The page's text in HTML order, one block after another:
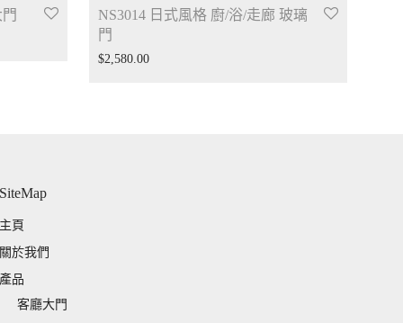
NS3014 日式風格 廚/浴/走廊 玻璃
門
$2,580.00
SiteMap
主頁
關於我們
產品
客廳大門